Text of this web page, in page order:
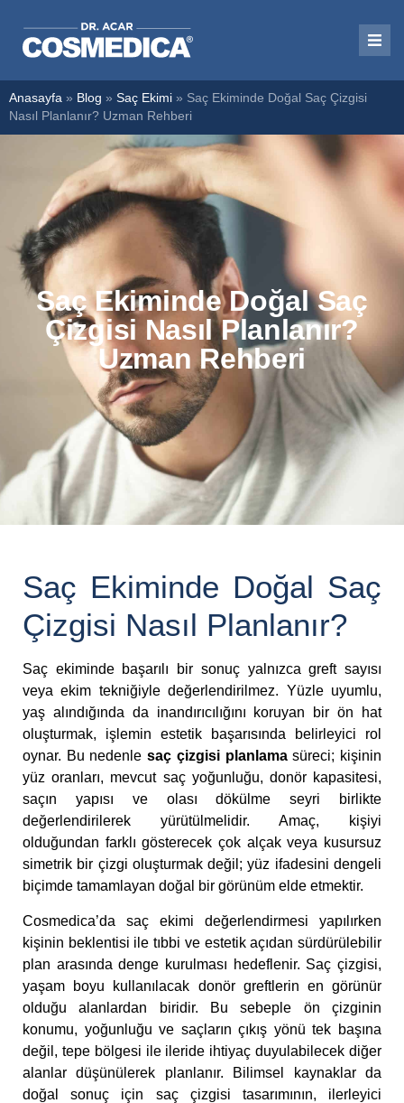
Anasayfa » Blog » Saç Ekimi » Saç Ekiminde Doğal Saç Çizgisi
Nasıl Planlanır? Uzman Rehberi
Saç Ekiminde Doğal Saç
Çizgisi Nasıl Planlanır?
Uzman Rehberi
Saç Ekiminde Doğal Saç
Çizgisi Nasıl Planlanır?
Saç ekiminde başarılı bir sonuç yalnızca greft sayısı
veya ekim tekniğiyle değerlendirilmez. Yüzle uyumlu,
yaş alındığında da inandırıcılığını koruyan bir ön hat
oluşturmak, işlemin estetik başarısında belirleyici rol
oynar. Bu nedenlesaç çizgisi planlamasüreci; kişinin
yüz oranları, mevcut saç yoğunluğu, donör kapasitesi,
saçın yapısı ve olası dökülme seyri birlikte
değerlendirilerek yürütülmelidir. Amaç, kişiyi
olduğundan farklı gösterecek çok alçak veya kusursuz
simetrik bir çizgi oluşturmak değil; yüz ifadesini dengeli
biçimde tamamlayan doğal bir görünüm elde etmektir.
Cosmedica’da saç ekimi değerlendirmesi yapılırken
kişinin beklentisi ile tıbbi ve estetik açıdan sürdürülebilir
plan arasında denge kurulması hedeflenir. Saç çizgisi,
yaşam boyu kullanılacak donör greftlerin en görünür
olduğu alanlardan biridir. Bu sebeple ön çizginin
konumu, yoğunluğu ve saçların çıkış yönü tek başına
değil, tepe bölgesi ile ileride ihtiyaç duyulabilecek diğer
alanlar düşünülerek planlanır. Bilimsel kaynaklar da
doğal sonuç için saç çizgisi tasarımının, ilerleyici